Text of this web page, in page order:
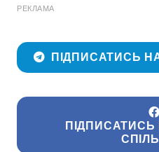
РЕКЛАМА
ПІДПИСАТИСЬ
ПІДПИСАТИСЬ